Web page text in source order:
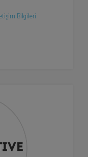
Bilgileri